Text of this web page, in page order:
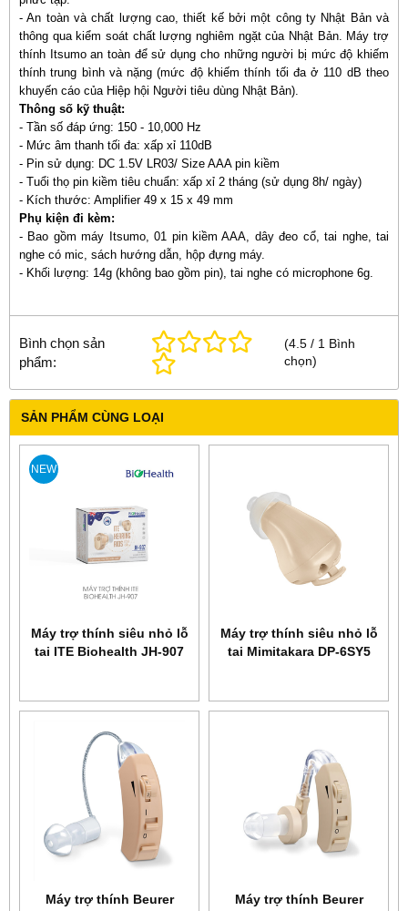
- An toàn và chất lượng cao, thiết kế bởi một công ty Nhật Bản và
thông qua kiểm soát chất lượng nghiêm ngặt của Nhật Bản. Máy trợ
thính Itsumo an toàn để sử dụng cho những người bị mức độ khiếm
thính trung bình và nặng (mức độ khiếm thính tối đa ở 110 dB theo
khuyến cáo của Hiệp hội Người tiêu dùng Nhật Bản).
Thông số kỹ thuật:
- Tần số đáp ứng: 150 - 10,000 Hz
- Mức âm thanh tối đa: xấp xỉ 110dB
- Pin sử dụng: DC 1.5V LR03/ Size AAA pin kiềm
- Tuổi thọ pin kiềm tiêu chuẩn: xấp xỉ 2 tháng (sử dụng 8h/ ngày)
- Kích thước: Amplifier 49 x 15 x 49 mm
Phụ kiện đi kèm:
- Bao gồm máy Itsumo, 01 pin kiềm AAA, dây đeo cổ, tai nghe, tai
nghe có mic, sách hướng dẫn, hộp đựng máy.
- Khối lượng: 14g (không bao gồm pin), tai nghe có microphone 6g.
Bình chọn sản
phẩm:
(4.5 / 1 Bình
chọn)
SẢN PHẨM CÙNG LOẠI
NEW
Máy trợ thính siêu nhỏ lỗ
tai ITE Biohealth JH-907
Máy trợ thính siêu nhỏ lỗ
tai Mimitakara DP-6SY5
Máy trợ thính Beurer
Máy trợ thính Beurer